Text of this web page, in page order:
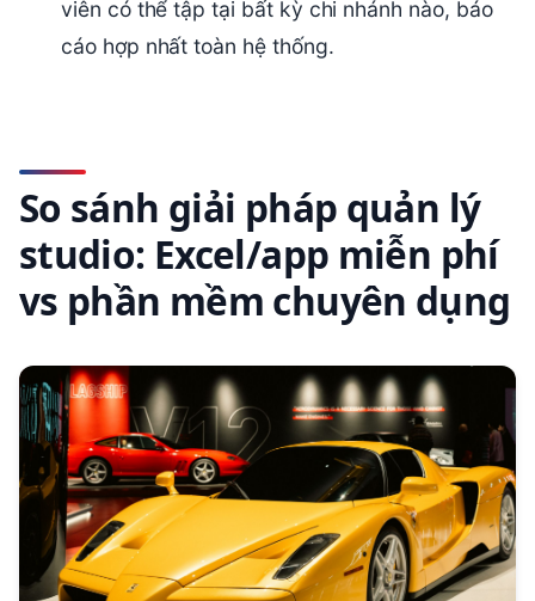
viên có thể tập tại bất kỳ chi nhánh nào, báo
cáo hợp nhất toàn hệ thống.
So sánh giải pháp quản lý
studio: Excel/app miễn phí
vs phần mềm chuyên dụng